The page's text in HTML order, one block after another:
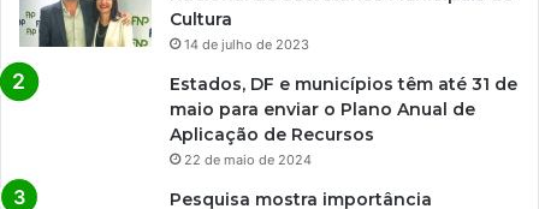
Cultura
14 de julho de 2023
Estados, DF e municípios têm até 31 de
maio para enviar o Plano Anual de
Aplicação de Recursos
22 de maio de 2024
Pesquisa mostra importância